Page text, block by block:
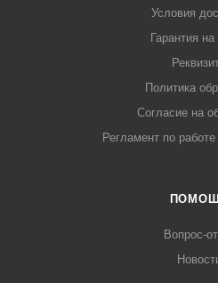
Условия
Гарантия на
Политика
Согласие на
Регламент по
Вопрос-